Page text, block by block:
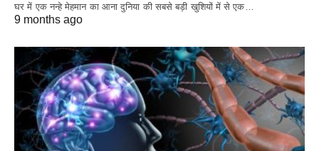
घर में एक नन्हे मेहमान का आना दुनिया की सबसे बड़ी खुशियों में से एक…
9 months ago